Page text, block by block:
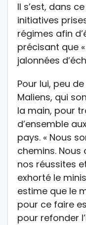
Il s’est, dans
initiatives
régimes afin
précisant que
jalonnées
Pour lui, peu
Maliens, qui
la main, pour
d’ensemble
pays. « Nous
chemins.
nos réussites
exhorté le
estime que le
pour ce faire
pour refonder